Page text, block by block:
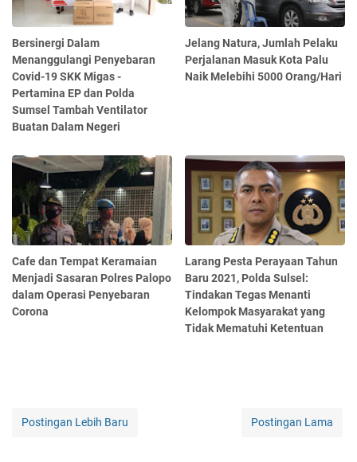
Bersinergi Dalam
Menanggulangi Penyebaran
Covid-19 SKK Migas -
Pertamina EP dan Polda
Sumsel Tambah Ventilator
Buatan Dalam Negeri
Jelang Natura, Jumlah Pelaku
Perjalanan Masuk Kota Palu
Naik Melebihi 5000 Orang/Hari
Cafe dan Tempat Keramaian
Menjadi Sasaran Polres Palopo
dalam Operasi Penyebaran
Corona
Larang Pesta Perayaan Tahun
Baru 2021, Polda Sulsel:
Tindakan Tegas Menanti
Kelompok Masyarakat yang
Tidak Mematuhi Ketentuan
Postingan Lebih Baru Postingan Lama